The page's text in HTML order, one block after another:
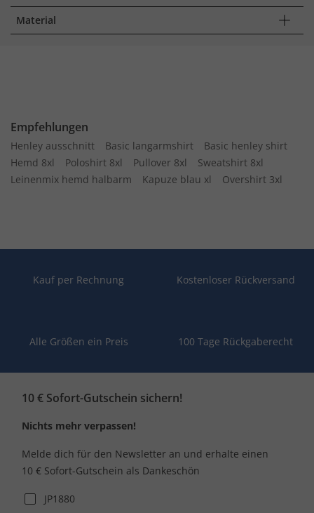
Material
Empfehlungen
Henley ausschnitt Basic langarmshirt
Basic henley shirt
Hemd 8xl
Poloshirt 8xl Pullover 8xl
Sweatshirt 8xl
Leinenmix hemd halbarm
Kapuze blau xl Overshirt 3xl
Kauf per Rechnung Kostenloser Rückversand
Alle Größen ein Preis 100 Tage Rückgaberecht
10 € Sofort-Gutschein sichern!
Nichts mehr verpassen!
Melde dich für den Newsletter an und erhalte einen
10 € Sofort-Gutschein als Dankeschön
JP1880